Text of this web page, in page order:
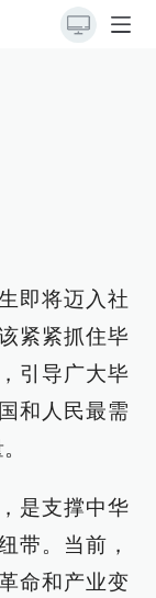
即将迈入社
紧紧抓住毕
引导广大毕
和人民最需
是支撑中华
带。当前，
命和产业变